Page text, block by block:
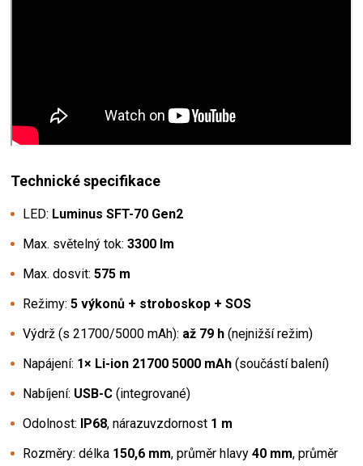
Technické specifikace
LED: Luminus SFT-70 Gen2
Max. světelný tok: 3300 lm
Max. dosvit: 575 m
Režimy: 5 výkonů + stroboskop + SOS
Výdrž (s 21700/5000 mAh): až 79 h (nejnižší režim)
Napájení: 1× Li-ion 21700 5000 mAh (součástí balení)
Nabíjení: USB-C (integrované)
Odolnost:
IP68, nárazuvzdornost 1 m
Rozměry: délka 150,6 mm, průměr hlavy 40 mm, průměr